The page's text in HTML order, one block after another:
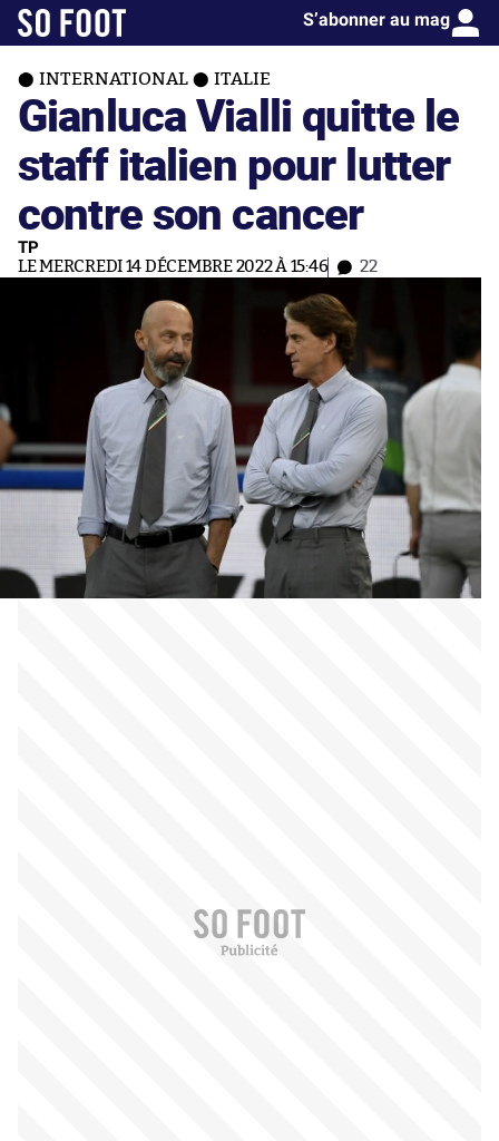
S’abonner au mag
INTERNATIONAL ITALIE
Gianluca Vialli quitte le
staff italien pour lutter
contre son cancer
TP
LE MERCREDI 14 DÉCEMBRE 2022 À 15:46 22